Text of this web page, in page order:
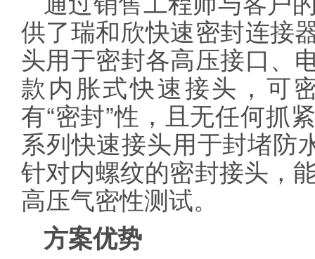
供了瑞和欣快速密封连接
头用于密封各高压接口、
款内胀式快速接头，可
有“密封”性，且无任何抓
系列快速接头用于封堵防
针对内螺纹的密封接头，
高压气密性测试。
方案优势